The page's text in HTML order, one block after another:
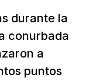
durante la
conurbada
a
puntos